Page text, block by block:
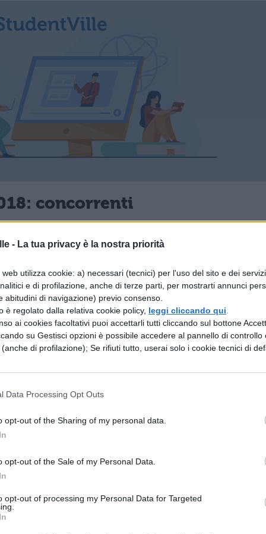
- La tua privacy è la nostra priorità
utilizza cookie: a) necessari (tecnici) per l'uso del sito e dei
e di profilazione, anche di terze parti, per mostrarti annunci
abitudini di navigazione) previo consenso.
è regolato dalla relativa cookie policy, leggi cliccando qui
ai cookies facoltativi puoi accettarli tutti cliccando sul bottone
su Gestisci opzioni è possibile accedere al pannello di controllo
di profilazione); Se rifiuti tutto, userai solo i cookie tecnici di
Data Processing Opt Outs
opt-out of the Sharing of my personal data.
opt-out of the Sale of my Personal Data.
opt-out of processing my Personal Data for Targeted
concorrenti
;
;
;
.
smentito categoricamente la loro
Smentita anche quella di
l’ingresso di
a nozze.
Eccovi accontentati:Lista Nomi e Foto